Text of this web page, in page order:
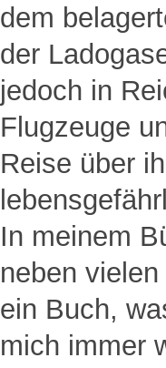
dem
der
jedoch in
Flugzeuge
Reise über
In meinem
neben
ein Buch,
mich immer